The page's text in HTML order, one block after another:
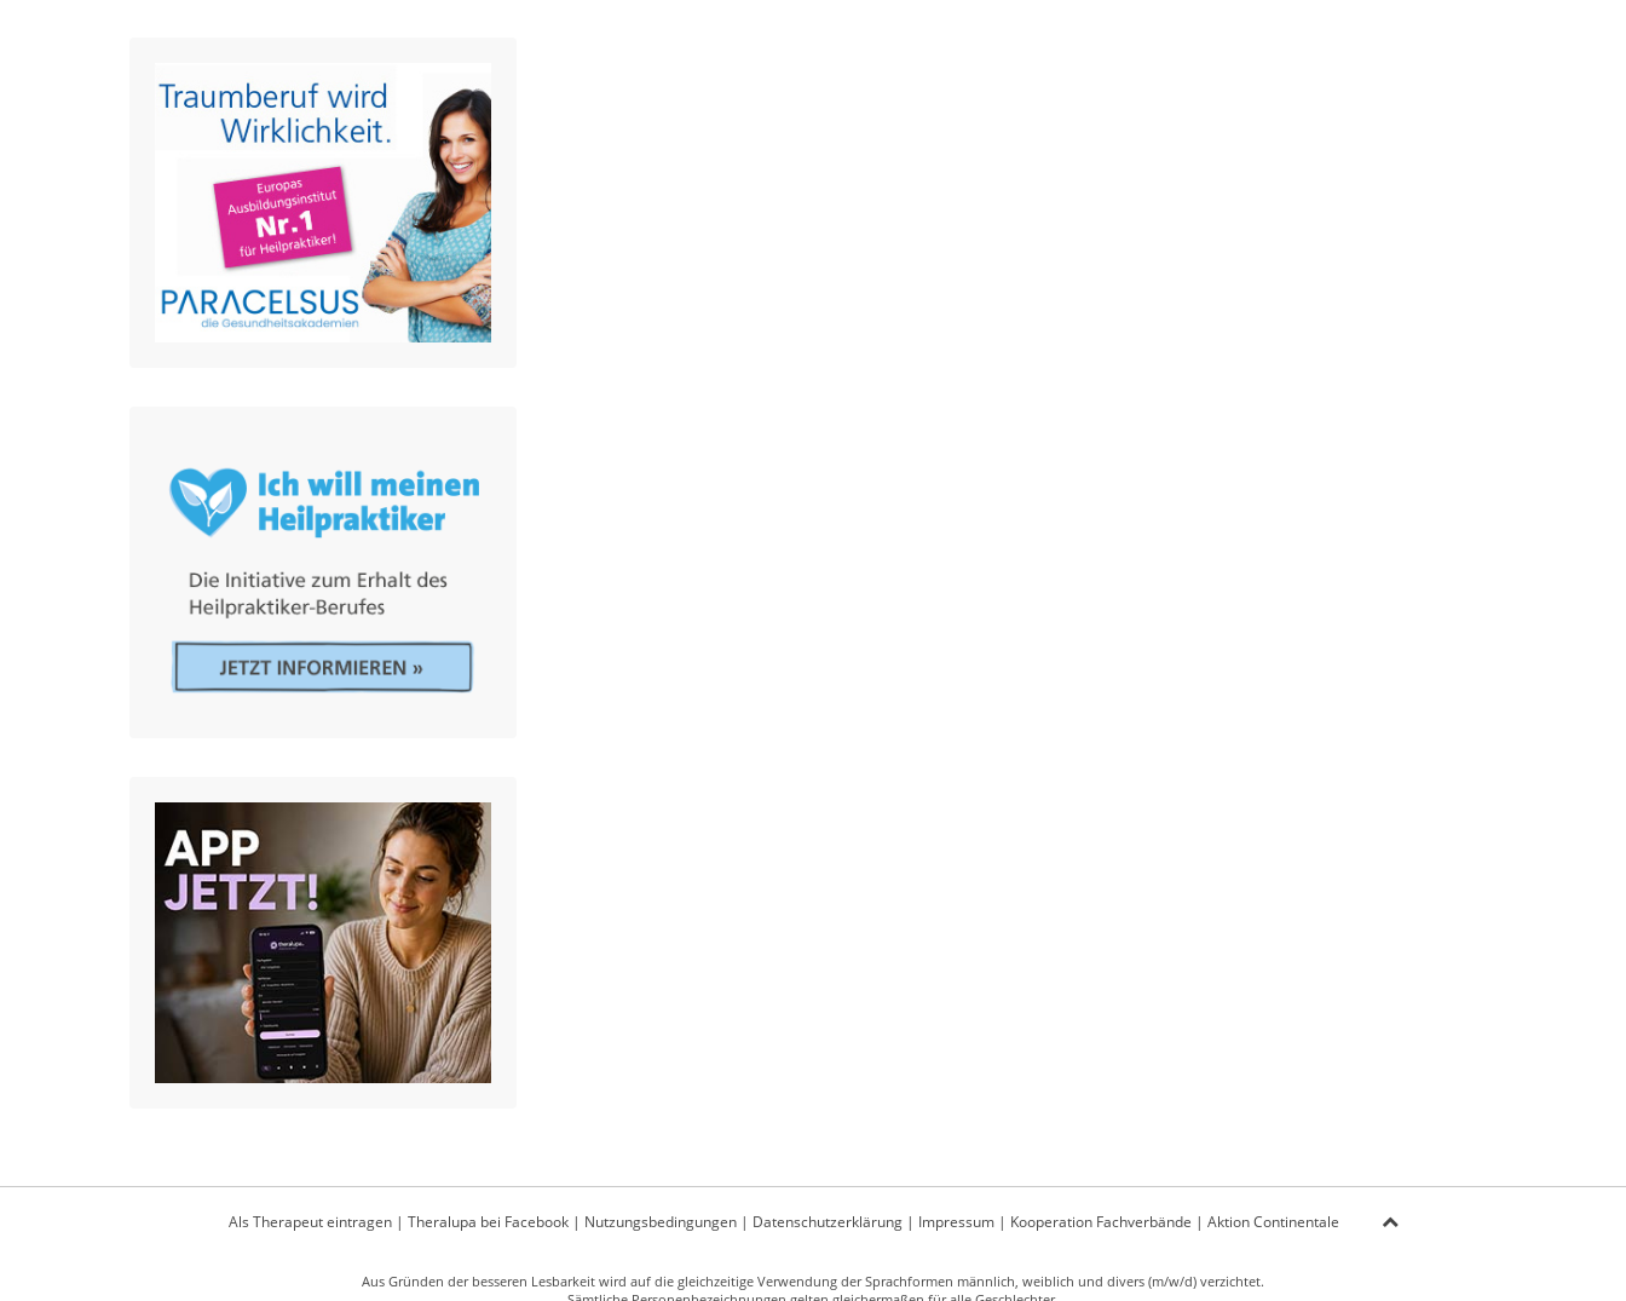
Als Therapeut eintragen| Theralupa bei Facebook| Nutzungsbedingungen| Datenschutzerklärung| Impressum| Kooperation Fachverbände | Aktion Continentale
Aus Gründen der besseren Lesbarkeit wird auf die gleichzeitige Verwendung der Sprachformen männlich, weiblich und divers (m/w/d) verzichtet.